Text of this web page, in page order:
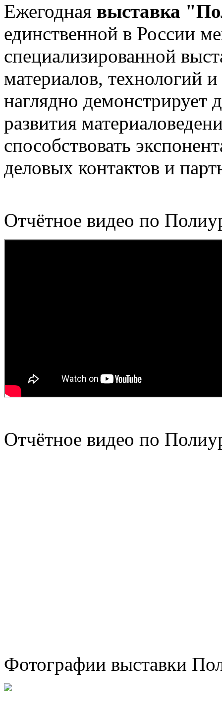
Ежегодная выставка
единственной в России
специализированной
материалов, технологий
наглядно демонстрирует
развития
способствовать
деловых контактов и
Отчётное видео по
Отчётное видео по
Фотографии выставки